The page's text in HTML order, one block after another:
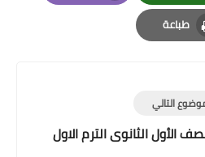
Whatsapp
Email
طباعة
Print
التالي
الأول الثانوى الترم الاول